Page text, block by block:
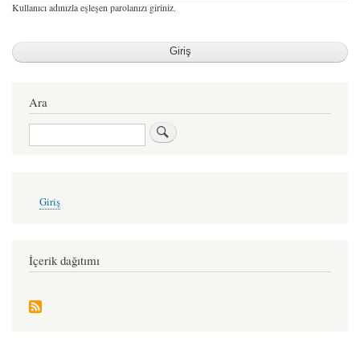
Kullanıcı adınızla eşleşen parolanızı giriniz.
Ara
Ara
account
Giriş
İçerik dağıtımı